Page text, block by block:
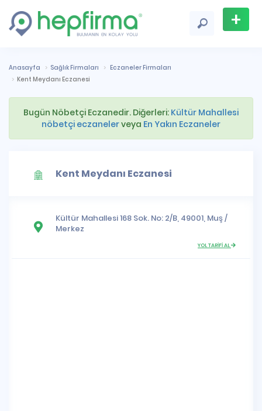
+
Anasayfa Sağlık Firmaları
Eczaneler Firmaları
Kent Meydanı Eczanesi
Bugün Nöbetçi Eczanedir. Diğerleri: Kültür Mahallesi
nöbetçi eczanelerveya En Yakın Eczaneler
Kent Meydanı Eczanesi
Kültür Mahallesi168 Sok. No: 2/B, 49001, Muş/
Merkez
YOL TARİFİ AL